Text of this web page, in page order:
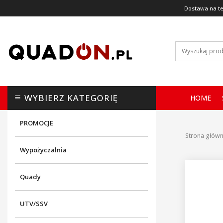
Dostawa na
WYBIERZ KATEGORIĘ HOME
PROMOCJE
Wypożyczalnia
Quady
UTV/SSV
Strona